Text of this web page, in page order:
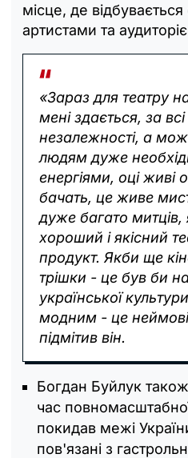
місце, де
артистами та
«Зараз для театру
мені здається, за
незалежності, а
людям дуже
енергіями, оці живі
бачать, це живе
дуже багато митців,
хороший і якісний
продукт. Якби ще
трішки - це був би
української
модним - це
підмітив він.
Богдан Буйлук
час повномасштабної
покидав межі
пов'язані з